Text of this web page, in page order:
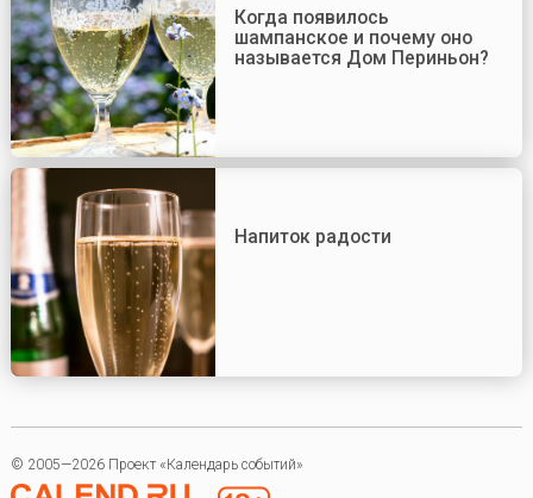
Когда появилось
шампанское и почему оно
называется Дом Периньон?
Напиток радости
© 2005—2026 Проект «Календарь событий»